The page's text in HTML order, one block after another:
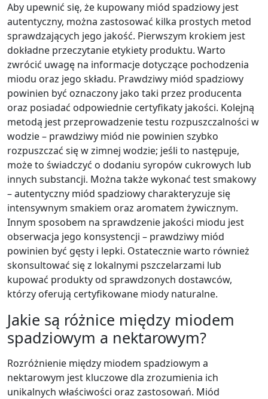
Aby upewnić się, że kupowany miód spadziowy jest
autentyczny, można zastosować kilka prostych metod
sprawdzających jego jakość. Pierwszym krokiem jest
dokładne przeczytanie etykiety produktu. Warto
zwrócić uwagę na informacje dotyczące pochodzenia
miodu oraz jego składu. Prawdziwy miód spadziowy
powinien być oznaczony jako taki przez producenta
oraz posiadać odpowiednie certyfikaty jakości. Kolejną
metodą jest przeprowadzenie testu rozpuszczalności w
wodzie – prawdziwy miód nie powinien szybko
rozpuszczać się w zimnej wodzie; jeśli to następuje,
może to świadczyć o dodaniu syropów cukrowych lub
innych substancji. Można także wykonać test smakowy
– autentyczny miód spadziowy charakteryzuje się
intensywnym smakiem oraz aromatem żywicznym.
Innym sposobem na sprawdzenie jakości miodu jest
obserwacja jego konsystencji – prawdziwy miód
powinien być gęsty i lepki. Ostatecznie warto również
skonsultować się z lokalnymi pszczelarzami lub
kupować produkty od sprawdzonych dostawców,
którzy oferują certyfikowane miody naturalne.
Jakie są różnice między miodem
spadziowym a nektarowym?
Rozróżnienie między miodem spadziowym a
nektarowym jest kluczowe dla zrozumienia ich
unikalnych właściwości oraz zastosowań. Miód